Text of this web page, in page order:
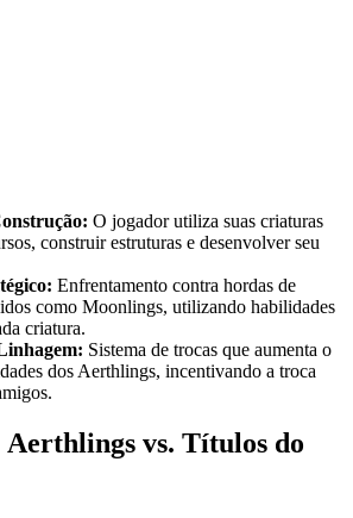
O jogador utiliza suas criaturas
construir estruturas e desenvolver seu
Enfrentamento contra hordas de
como Moonlings, utilizando habilidades
criatura.
Sistema de trocas que aumenta o
dos Aerthlings, incentivando a troca
vs. Títulos do